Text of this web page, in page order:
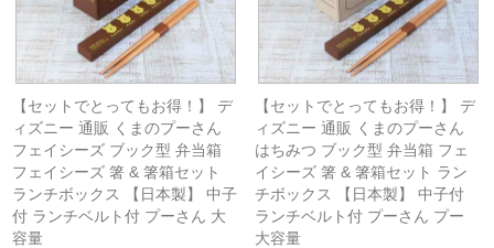
【セットでとってもお得！】 デ
ィズニー 通販 くまのプーさん
フェイシーズ ブック型 弁当箱
フェイシーズ 箸 & 箸箱セット
ランチボックス 【日本製】 中子
付 ランチベルト付 プーさん 大
容量
【セットでとってもお得！】 デ
ィズニー 通販 くまのプーさん
はちみつ ブック型 弁当箱 フェ
イシーズ 箸 & 箸箱セット ラン
チボックス 【日本製】 中子付
ランチベルト付 プーさん プー
大容量